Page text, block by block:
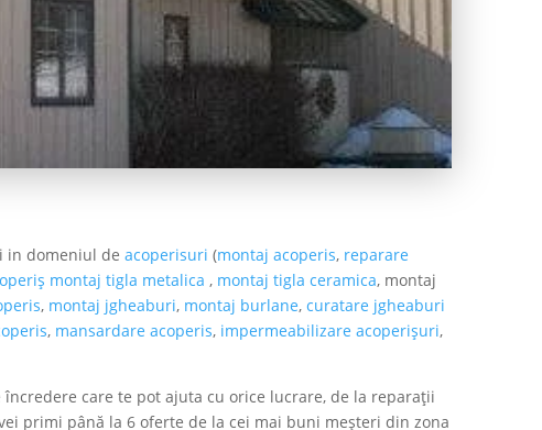
in domeniul deacoperisuri (montaj acoperis, reparare
montaj tigla metalica , montaj tigla ceramica, montaj
, montaj jgheaburi, montaj burlane,curatare jgheaburi
, mansardare acoperis, impermeabilizare acoperișuri,
încredere care te pot ajuta cu orice lucrare, de la reparații
primi până la 6 oferte de la cei mai buni meșteri din zona